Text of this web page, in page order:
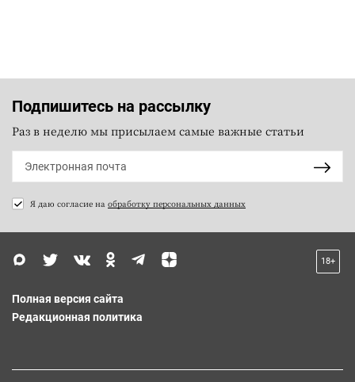
Подпишитесь на рассылку
Раз в неделю мы присылаем самые важные статьи
Я даю согласие на обработку персональных данных
18+
Полная версия сайта
Редакционная политика